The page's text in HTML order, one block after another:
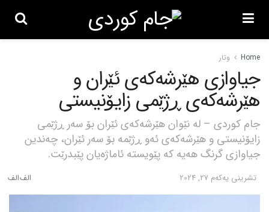
Home وتار
جیاوازی هێرشەکەی ئێران و
هێرشەکەی ڕژێمی زایۆنیستی
جام کوردی – لە نێوان هێرشەکەی ئێران بۆ سەر ڕژێمی
زایۆنیستی و هێرشەکەی ئەو ڕژێمە بۆ سەر ئێران، چەندین
جیاوازی گرنگ هەیە کە پێویستە ئاماژەیان پێبدرێت.
تشرینی یه‌كه‌م 27, 2024